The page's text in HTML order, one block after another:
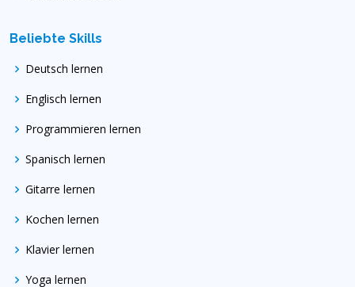
Beliebte Skills
Deutsch lernen
Englisch lernen
Programmieren lernen
Spanisch lernen
Gitarre lernen
Kochen lernen
Klavier lernen
Yoga lernen